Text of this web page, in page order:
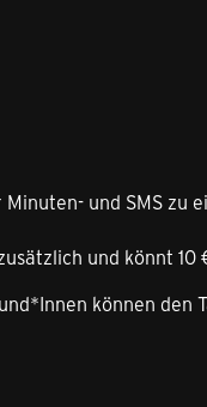
und SMS zu
und könnt 10
können den